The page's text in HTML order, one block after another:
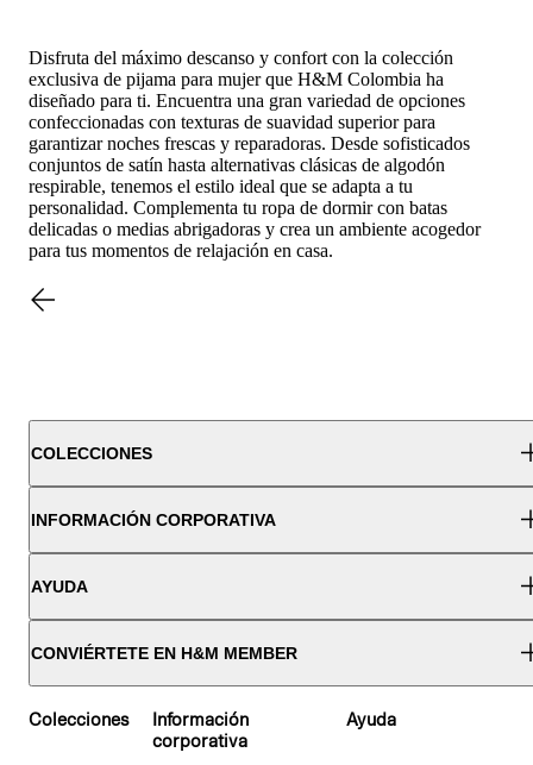
Disfruta del máximo descanso y confort con la colección
exclusiva de pijama para mujer que H&M Colombia ha
diseñado para ti. Encuentra una gran variedad de opciones
confeccionadas con texturas de suavidad superior para
garantizar noches frescas y reparadoras. Desde sofisticados
conjuntos de satín hasta alternativas clásicas de algodón
respirable, tenemos el estilo ideal que se adapta a tu
personalidad. Complementa tu ropa de dormir con batas
delicadas o medias abrigadoras y crea un ambiente acogedor
para tus momentos de relajación en casa.
COLECCIONES
INFORMACIÓN CORPORATIVA
AYUDA
CONVIÉRTETE EN H&M MEMBER
Colecciones
Información
corporativa
Ayuda